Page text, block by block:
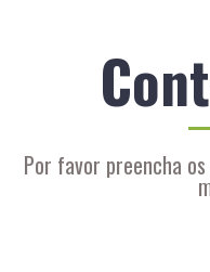
Por favor preencha